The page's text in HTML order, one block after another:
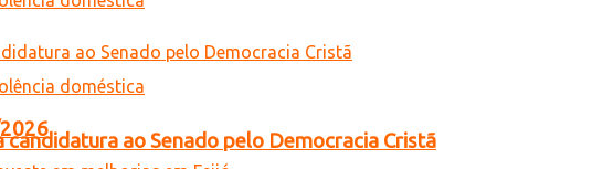
ao Senado pelo Democracia Cristã
2026